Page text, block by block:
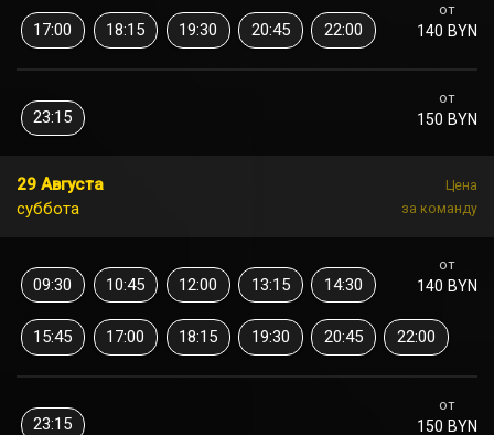
от
140 BYN
17:00 18:15 19:30 20:45 22:00
от
150 BYN
23:15
29 Августа
суббота
Цена
за команду
от
140 BYN
09:30 10:45 12:00 13:15 14:30
15:45 17:00 18:15 19:30 20:45 22:00
от
150 BYN
23:15